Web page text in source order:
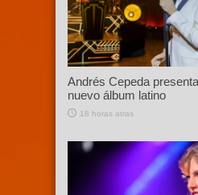
Andrés Cepeda
nuevo álbum latino
18 horas atras